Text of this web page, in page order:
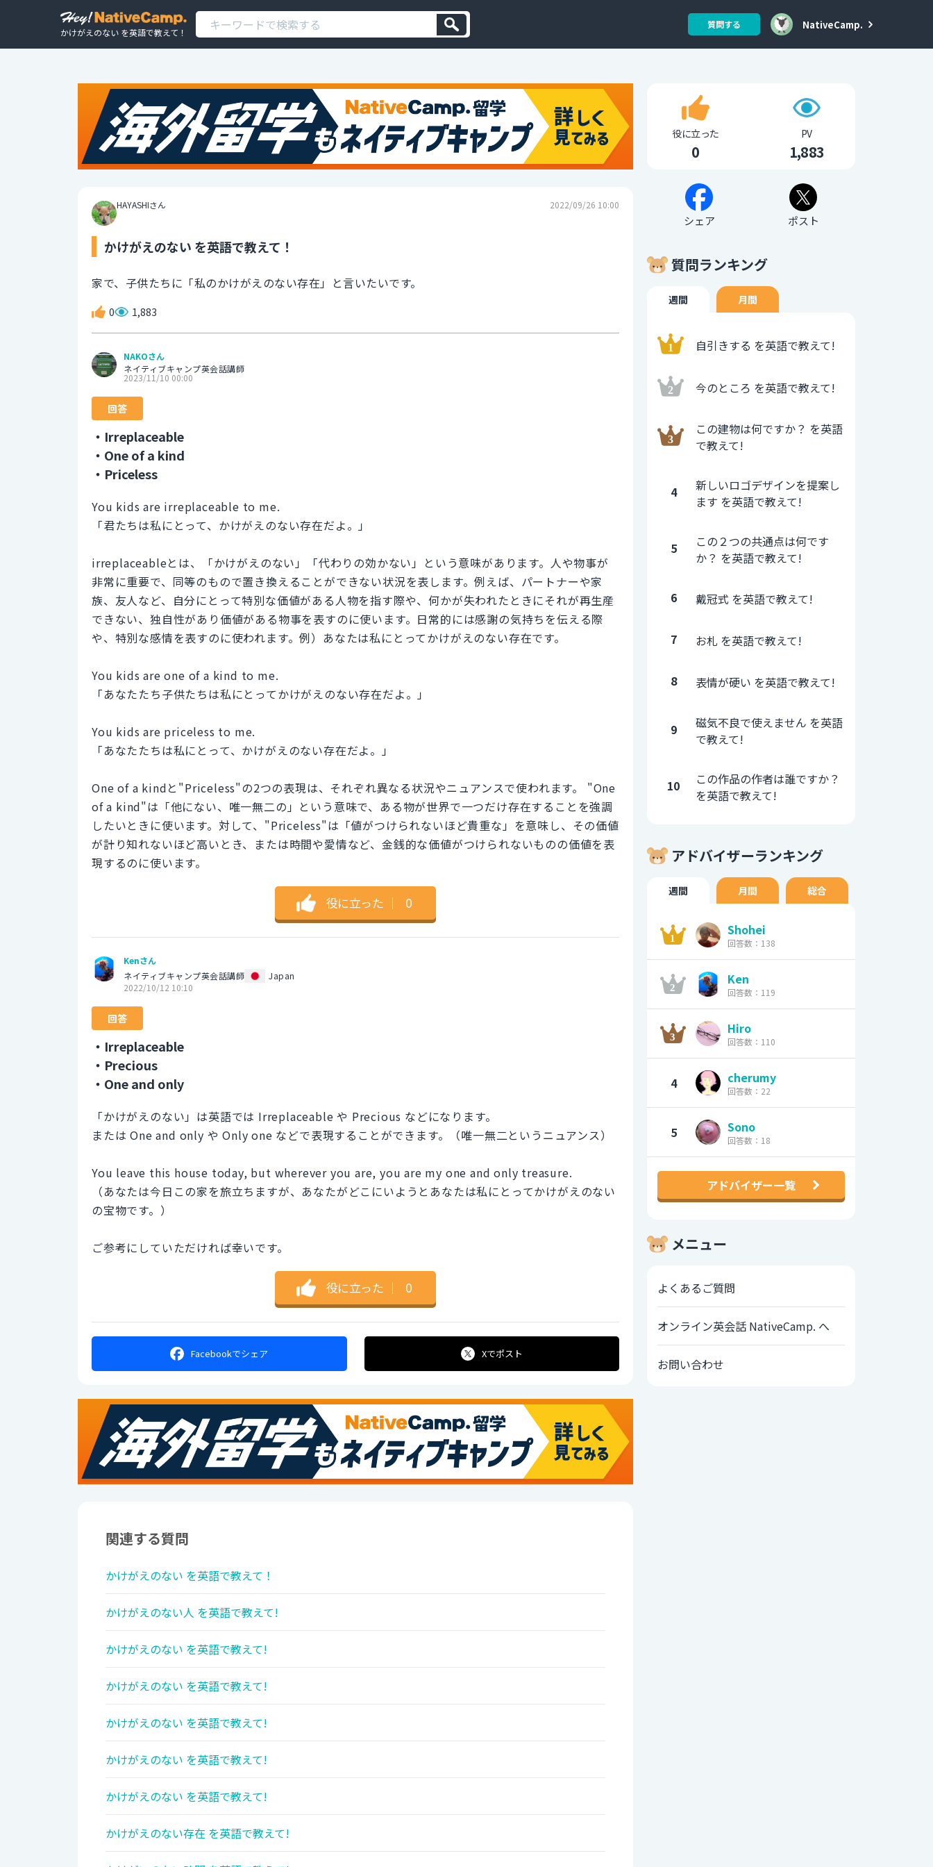
かけがえのない を英語で教えて！
質問する NativeCamp.
HAYASHIさん 2022/09/26 10:00
かけがえのない を英語で教えて！
家で、子供たちに「私のかけがえのない存在」と言いたいです。
0 1,883
NAKOさん
ネイティブキャンプ英会話講師
2023/11/10 00:00
回答
・Irreplaceable
・One of a kind
・Priceless
You kids are irreplaceable to me.
「君たちは私にとって、かけがえのない存在だよ。」
irreplaceableとは、「かけがえのない」「代わりの効かない」という意味があります。人や物事が
非常に重要で、同等のもので置き換えることができない状況を表します。例えば、パートナーや家
族、友人など、自分にとって特別な価値がある人物を指す際や、何かが失われたときにそれが再生産
できない、独自性があり価値がある物事を表すのに使います。日常的には感謝の気持ちを伝える際
や、特別な感情を表すのに使われます。例）あなたは私にとってかけがえのない存在です。
You kids are one of a kind to me.
「あなたたち子供たちは私にとってかけがえのない存在だよ。」
You kids are priceless to me.
「あなたたちは私にとって、かけがえのない存在だよ。」
One of a kindと"Priceless"の2つの表現は、それぞれ異なる状況やニュアンスで使われます。 "One
of a kind"は「他にない、唯一無二の」という意味で、ある物が世界で一つだけ存在することを強調
したいときに使います。対して、"Priceless"は「値がつけられないほど貴重な」を意味し、その価値
が計り知れないほど高いとき、または時間や愛情など、金銭的な価値がつけられないものの価値を表
現するのに使います。
役に立った ｜ 0
Kenさん
ネイティブキャンプ英会話講師
Japan
2022/10/12 10:10
回答
・Irreplaceable
・Precious
・One and only
「かけがえのない」は英語では Irreplaceable や Precious などになります。
または One and only や Only one などで表現することができます。（唯一無二というニュアンス）
You leave this house today, but wherever you are, you are my one and only treasure.
（あなたは今日この家を旅立ちますが、あなたがどこにいようとあなたは私にとってかけがえのない
の宝物です。）
ご参考にしていただければ幸いです。
役に立った ｜ 0
Facebookでシェア Xでポスト
関連する質問
かけがえのない を英語で教えて！
かけがえのない人 を英語で教えて!
かけがえのない を英語で教えて!
かけがえのない を英語で教えて!
かけがえのない を英語で教えて!
かけがえのない を英語で教えて!
かけがえのない を英語で教えて!
かけがえのない存在 を英語で教えて!
役に立った
0
PV
1,883
シェア ポスト
質問ランキング
週間 月間
自引きする を英語で教えて!
今のところ を英語で教えて!
この建物は何ですか？ を英語
で教えて!
4
新しいロゴデザインを提案し
ます を英語で教えて!
5
この２つの共通点は何です
か？ を英語で教えて!
6 戴冠式 を英語で教えて!
7 お札 を英語で教えて!
8 表情が硬い を英語で教えて!
9
磁気不良で使えません を英語
で教えて!
10
この作品の作者は誰ですか？
を英語で教えて!
アドバイザーランキング
週間 月間 総合
Shohei
回答数：138
Ken
回答数：119
Hiro
回答数：110
4 cherumy
回答数：22
5 Sono
回答数：18
アドバイザー一覧
メニュー
よくあるご質問
オンライン英会話 NativeCamp. へ
お問い合わせ